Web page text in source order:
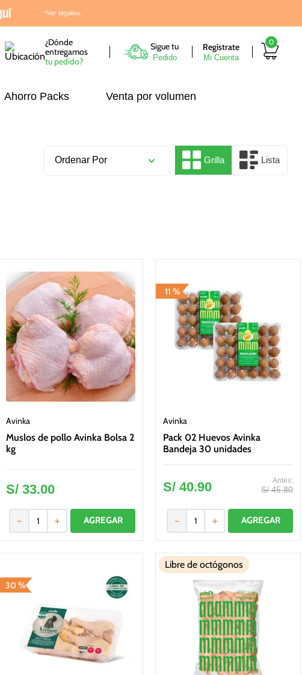
¿Dónde
entregamos
tu pedido?
Sigue tu
Pedido
0
Ahorro Packs Venta por volumen
Ordenar Por
Avinka
Muslos de pollo Avinka Bolsa 2
kg
S/ 33.00
＋
－
11 %
Avinka
Pack 02 Huevos Avinka
Bandeja 30 unidades
S/ 45.80
S/ 40.90
＋
－
30 %
Libre de octógonos